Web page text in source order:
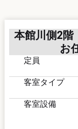
本館川側2階
お
定員
客室タイプ
客室設備